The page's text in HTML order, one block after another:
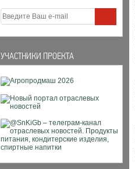
УЧАСТНИКИ ПРОЕКТА